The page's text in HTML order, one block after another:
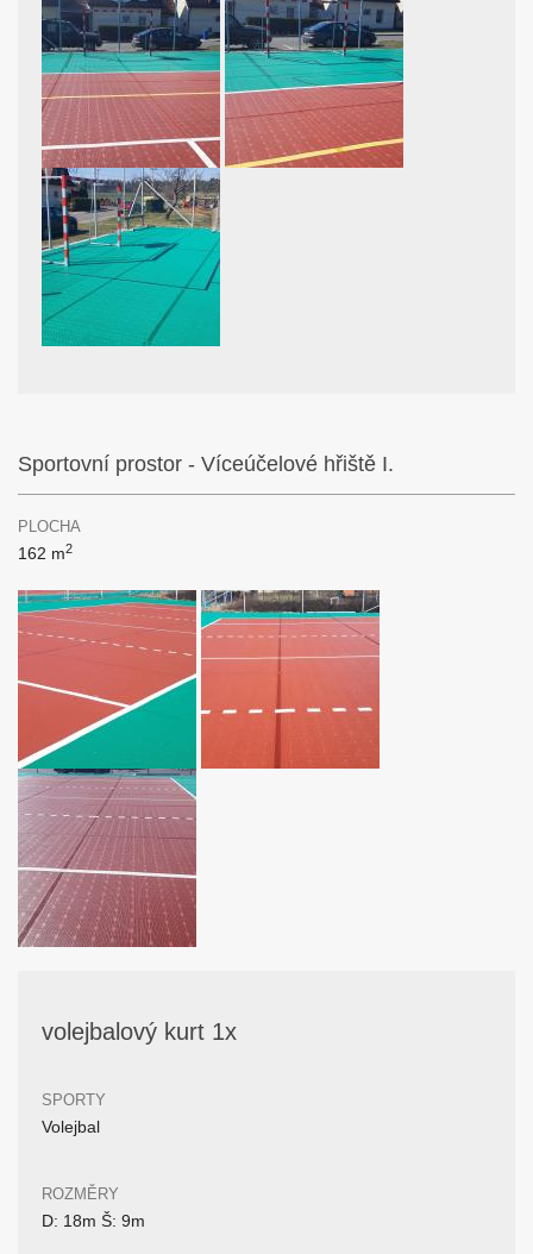
Sportovní prostor - Víceúčelové hřiště I.
PLOCHA
162 m2
volejbalový kurt 1x
SPORTY
Volejbal
ROZMĚRY
D: 18m Š: 9m